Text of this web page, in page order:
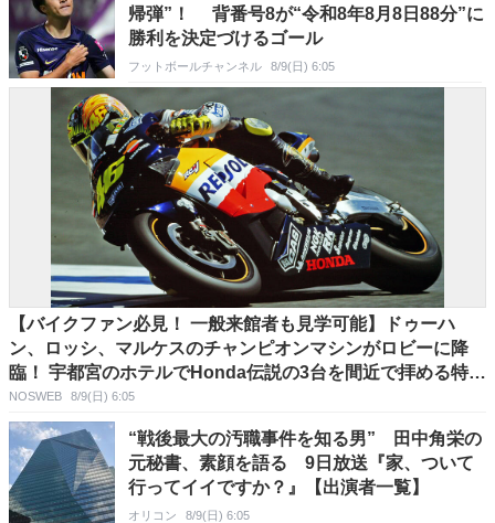
帰弾”！ 背番号8が“令和8年8月8日88分”に
勝利を決定づけるゴール
フットボールチャンネル 8/9(日) 6:05
【バイクファン必見！ 一般来館者も見学可能】ドゥーハ
ン、ロッシ、マルケスのチャンピオンマシンがロビーに降
臨！ 宇都宮のホテルでHonda伝説の3台を間近で拝める特別
展示が激アツ
NOSWEB 8/9(日) 6:05
“戦後最大の汚職事件を知る男” 田中角栄の
元秘書、素顔を語る 9日放送『家、ついて
行ってイイですか？』【出演者一覧】
オリコン 8/9(日) 6:05